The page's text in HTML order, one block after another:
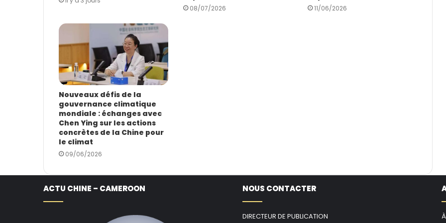
08/07/2026 11/06/2026
Nouveaux défis de la
gouvernance climatique
mondiale : échanges avec
Chen Ying sur les actions
concrètes de la Chine pour
le climat
09/06/2026
ACTU CHINE – CAMEROON NOUS CONTACTER
DIRECTEUR DE PUBLICATION